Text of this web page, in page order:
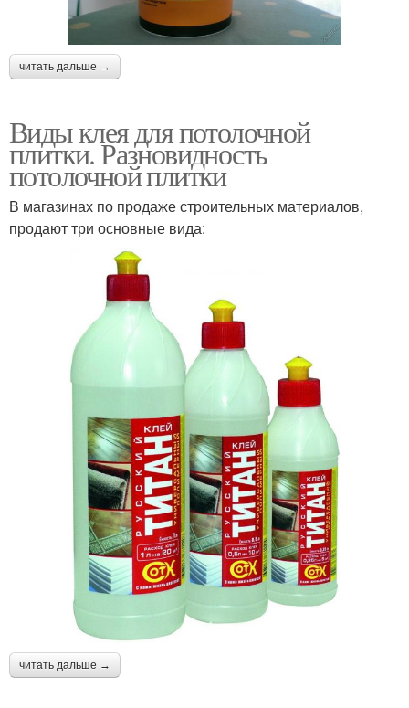
читать дальше →
Виды клея для потолочной
плитки. Разновидность
потолочной плитки
В магазинах по продаже строительных материалов,
продают три основные вида:
читать дальше →